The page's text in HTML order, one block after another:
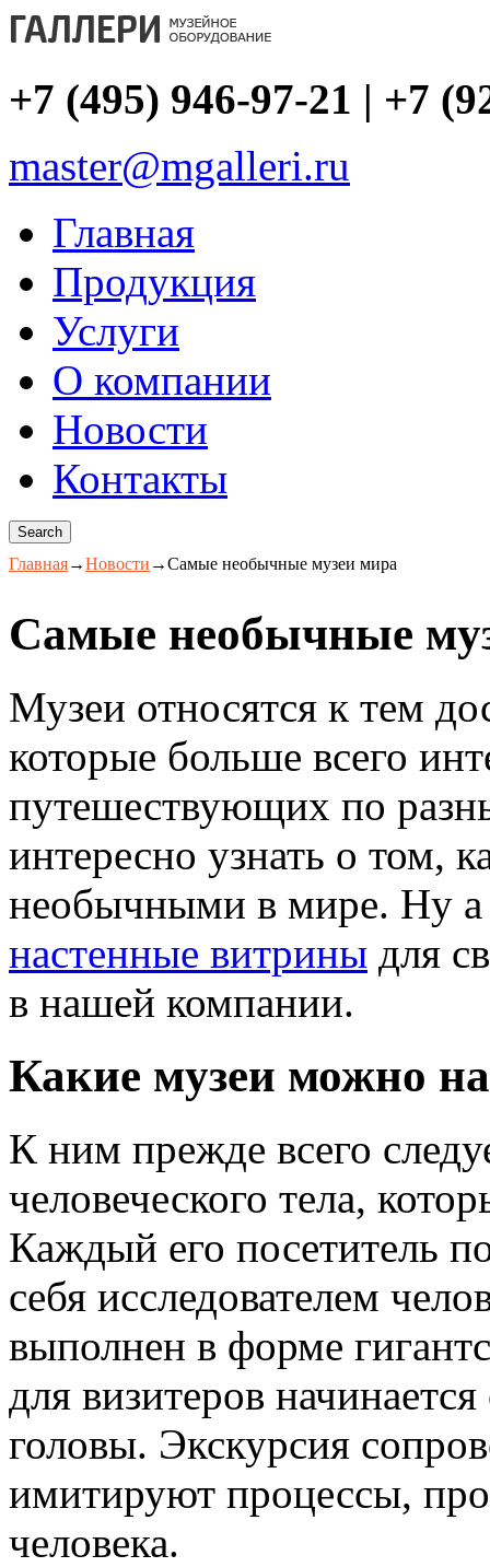
+7 (495) 946-97-21 | +7
master@mgalleri.ru
Главная
Продукция
Услуги
О компании
Новости
Контакты
Главная→Новости →Самые необычные музеи мира
Самые необычные
Музеи относятся к тем
которые больше всего
путешествующих по
интересно узнать о том,
необычными в мире. Ну а
настенные витрины для
в нашей компании.
Какие музеи можно
К ним прежде всего
человеческого тела,
Каждый его посетитель
себя исследователем
выполнен в форме
для визитеров
головы. Экскурсия
имитируют процессы,
человека.